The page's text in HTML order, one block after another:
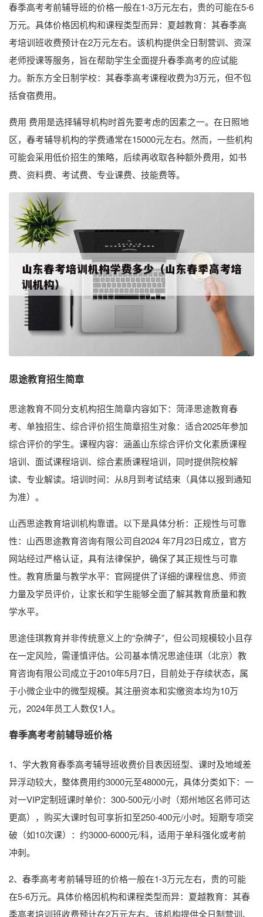
春季高考考前辅导班的价格一般在1-3万元左右，贵的可能在5-6
万元。具体价格因机构和课程类型而异：夏越教育：其春季高
考培训班收费预计在2万元左右。该机构提供全日制营训、资深
老师授课等服务，旨在帮助学生全面提升春季高考的应试能
力。新东方全日制学校：其春季高考课程收费为3万元，但不包
括食宿费用。
费用 费用是选择辅导机构时首先要考虑的因素之一。在日照地
区，春考辅导机构的学费通常在15000元左右。然而，一些机构
可能会采用低价招生的策略，后续再收取各种额外费用，如书
费、资料费、考试费、专业课费、技能费等。
思途教育招生简章
思途教育不同分支机构招生简章内容如下：菏泽思途教育春
考、单独招生、综合评价招生简章招生对象：适合2025年参加
综合评价的学生。课程内容：涵盖山东综合评价文化素质课程
培训、面试课程培训、综合素质课程培训，同时提供院校解
读、专业解读。培训时间：从8月到考试结束（具体以报到通知
为准）。
山西思途教育培训机构靠谱。以下是具体分析：正规性与可靠
性：山西思途教育咨询有限公司自2024 年7月23日成立，官方
网站经过严格认证，具有法律保护，确保了其正规性与可靠
性。教育质量与教学水平：官网提供了详细的课程信息、师资
力量及学员评价，让家长和学生能够全面了解其教育质量和教
学水平。
思途佳琪教育并非传统意义上的“杂牌子”，但公司规模较小且存
在一定风险，需谨慎评估。公司基本情况思途佳琪（北京）教
育咨询有限公司成立于2010年5月7日，目前处于存续状态，属
于小微企业中的微型规模。其注册资本和实缴资本均为10万
元，2024年员工人数仅1人。
春季高考考前辅导班价格
1、学大教育春季高考辅导班收费价目表因班型、课时及地域差
异浮动较大，整体费用约3000元至48000元，具体分类如下：一
对一VIP定制班课时单价：300-500元/小时（郑州地区名师可达
更高），购买大课时包可享折扣至250-400元/小时。短期专项突
破（如10次课）：约3000-6000元/科，适用于单科强化或考前
冲刺。
2、春季高考考前辅导班的价格一般在1-3万元左右，贵的可能
在5-6万元。具体价格因机构和课程类型而异：夏越教育：其春
季高考培训班收费预计在2万元左右。该机构提供全日制营训、